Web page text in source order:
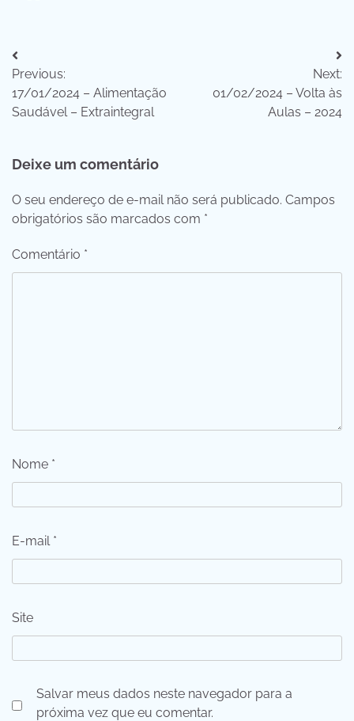
Navegação
de
Post
Previous:
17/01/2024 – Alimentação
Saudável – Extraintegral
Next:
01/02/2024 – Volta às
Aulas – 2024
Deixe um comentário
O seu endereço de e-mail não será publicado. Campos
obrigatórios são marcados com *
Comentário *
Nome *
E-mail *
Site
Salvar meus dados neste navegador para a
próxima vez que eu comentar.